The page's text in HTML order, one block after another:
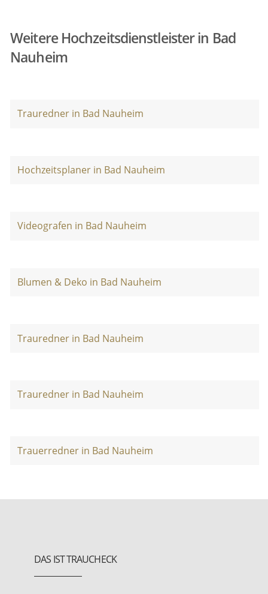
Weitere Hochzeitsdienstleister in Bad
Nauheim
Trauredner in Bad Nauheim
Hochzeitsplaner in Bad Nauheim
Videografen in Bad Nauheim
Blumen & Deko in Bad Nauheim
Trauredner in Bad Nauheim
Trauredner in Bad Nauheim
Trauerredner in Bad Nauheim
DAS IST TRAUCHECK